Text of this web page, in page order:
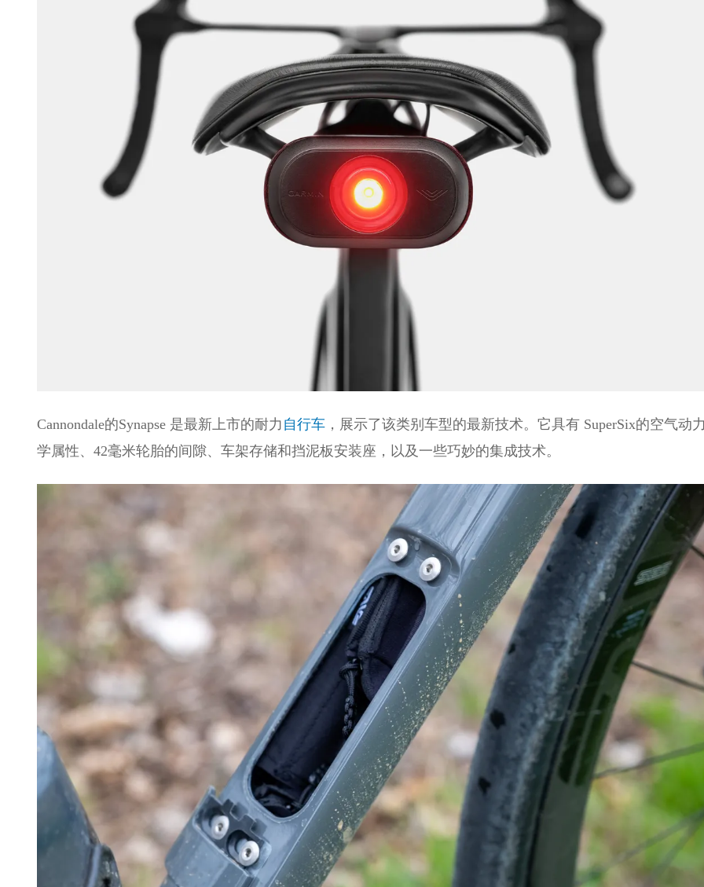
Cannondale的Synapse 是最新上市的耐力 自行车 ，展示了该类别车型的最新技术。它具有 SuperSix的空气动
学属性、42毫米轮胎的间隙、车架存储和挡泥板安装座，以及一些巧妙的集成技术。